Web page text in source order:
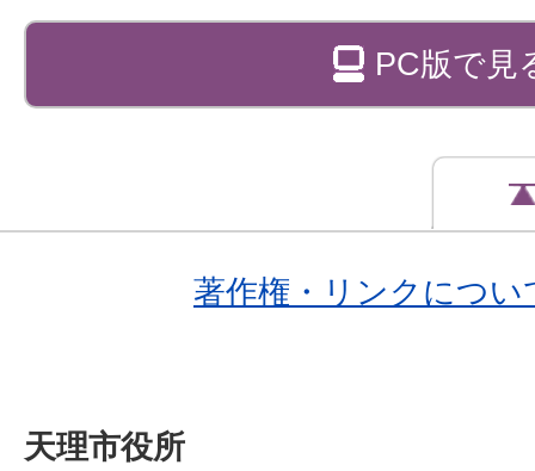
PC版で見
著作権・リンクについ
天理市役所